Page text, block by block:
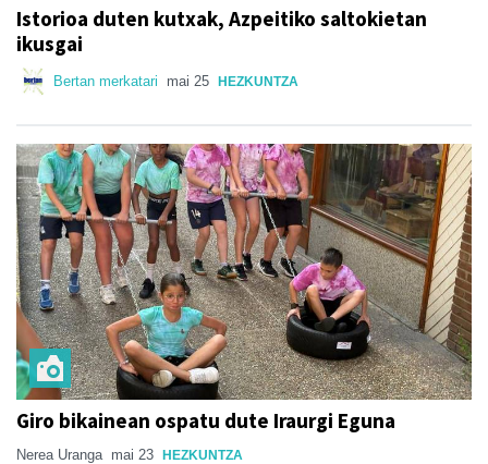
Istorioa duten kutxak, Azpeitiko saltokietan
ikusgai
Bertan merkatari mai 25 HEZKUNTZA
Giro bikainean ospatu dute Iraurgi Eguna
Nerea Uranga mai 23 HEZKUNTZA